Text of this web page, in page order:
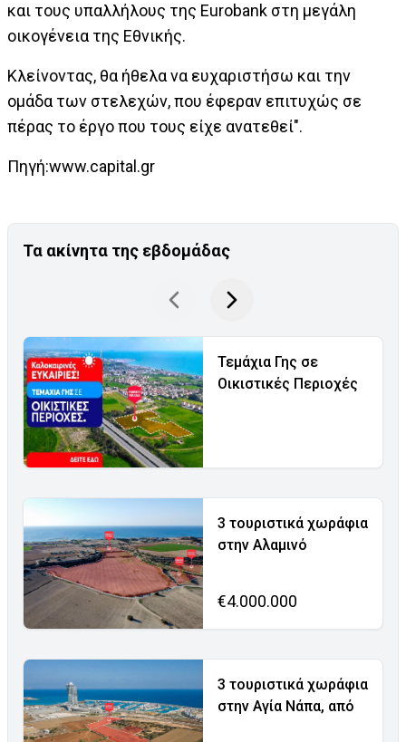
και τους υπαλλήλους της Eurobank στη μεγάλη
οικογένεια της Εθνικής.
Κλείνοντας, θα ήθελα να ευχαριστήσω και την
ομάδα των στελεχών, που έφεραν επιτυχώς σε
πέρας το έργο που τους είχε ανατεθεί".
Πηγή:www.capital.gr
Τα ακίνητα της εβδομάδας
Τεμάχια Γης σε
Οικιστικές Περιοχές
3 τουριστικά χωράφια
στην Αλαμινό
€4.000.000
3 τουριστικά χωράφια
στην Αγία Νάπα, από